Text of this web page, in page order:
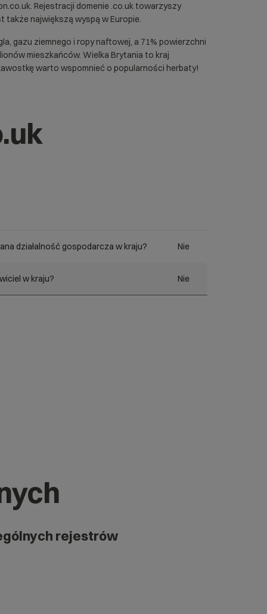
Rejestracji domenie .co.uk towarzyszy
także największą wyspą w Europie.
gazu ziemnego i ropy naftowej, a 71% powierzchni
mieszkańców. Wielka Brytania to kraj
warto wspomnieć o popularności herbaty!
działalność gospodarcza w kraju? Nie
w kraju? Nie
rejestrów